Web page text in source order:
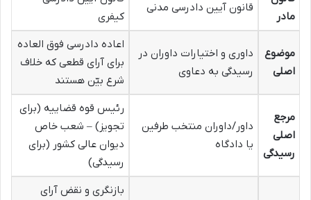
مادر
قانون آیین دادرسی مدنی
کیفری
موضوع
اصلی
داوری و اختیارات داوران در
رسیدگی به دعاوی
اعاده دادرسی فوق العاده
برای آرای قطعی که خلاف
شرع بیّن هستند
مرجع
اصلی
رسیدگی
داور/داوران منتخب طرفین
یا دادگاه
رئیس قوه قضاییه (برای
تجویز) – شعب خاص
دیوان عالی کشور (برای
رسیدگی)
بازنگری و نقض آرای